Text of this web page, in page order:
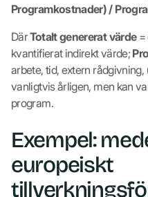
Programkostnader) /
DärTotalt genererat värde=
kvantifierat indirekt värde;
arbete, tid, extern rådgivning,
vanligtvis årligen, men kan
program.
Exempel:
europeiskt